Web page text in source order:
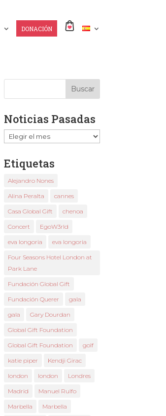
DONACIÓN
Noticias Pasadas
Noticias
Pasadas
Etiquetas
Alejandro Nones
Alina Peralta cannes
Casa Global Gift chenoa
Concert EgoW3rld
eva longoria eva longoria
Four Seasons Hotel London at
Park Lane
Fundación Global Gift
Fundación Querer gala
gala Gary Dourdan
Global Gift Foundation
Global Gift Foundation golf
katie piper Kendji Girac
london london Londres
Madrid Manuel Rulfo
Marbella Marbella